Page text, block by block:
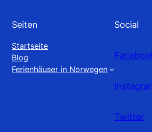
Seiten
Startseite
Blog
Ferienhäuser in Norwegen
Social
Twitter